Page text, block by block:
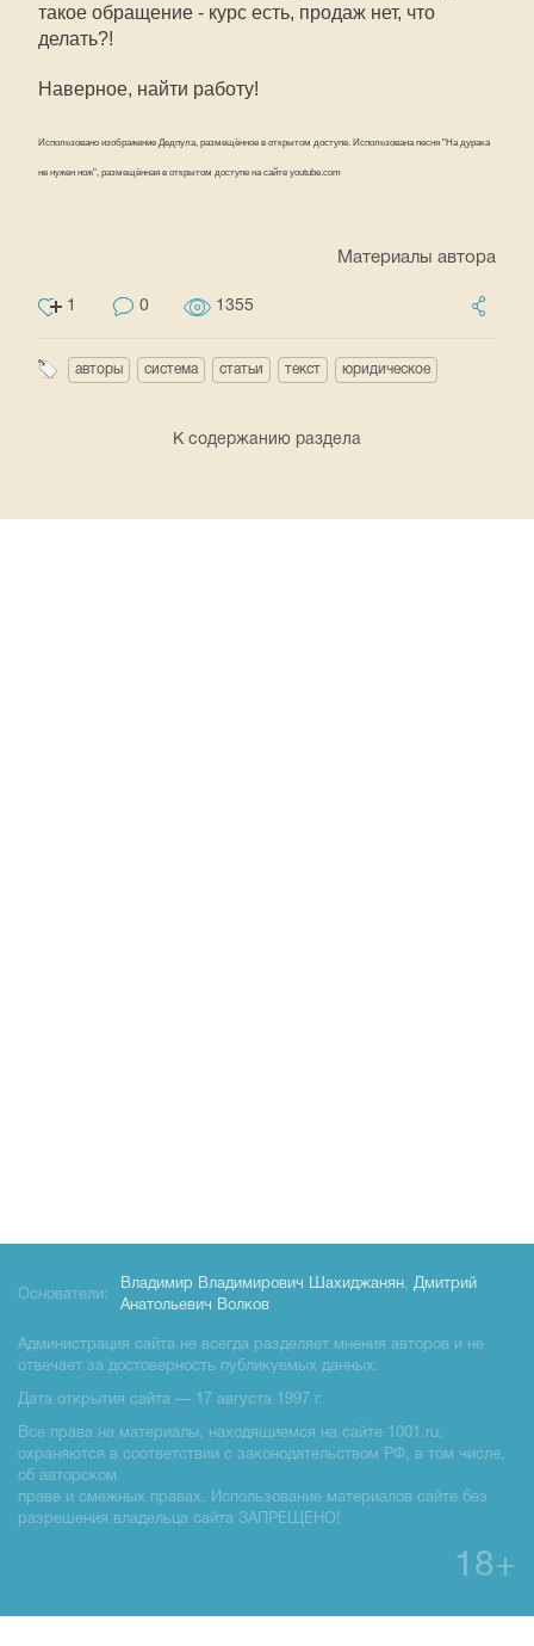
такое обращение - курс есть, продаж нет, что
делать?!
Наверное, найти работу!
Использовано изображение Дедпула, размещённое в открытом доступе. Использована песня "На дурака
не нужен нож", размещённая в открытом доступе на сайте youtube.com
Материалы автора
1 0 1355
авторы система статьи текст юридическое
К содержанию раздела
Основатели:
Владимир Владимирович Шахиджанян, Дмитрий
Анатольевич Волков
Администрация сайта не всегда разделяет мнения авторов и не
отвечает за достоверность публикуемых данных.
Дата открытия сайта — 17 августа 1997 г.
Все права на материалы, находящиемся на сайте 1001.ru,
охраняются в соответствии с законодательством РФ, в том числе,
об авторском
праве и смежных правах. Использование материалов сайте без
разрешения владельца сайта ЗАПРЕЩЕНО!
18+